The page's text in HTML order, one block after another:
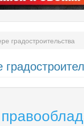
градостроительства